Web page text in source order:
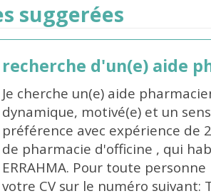
suggerées
recherche d'un(e) aide
Je cherche un(e) aide
dynamique, motivé(e) et un
préférence avec expérience de
de pharmacie d'officine , qui
ERRAHMA. Pour toute
votre CV sur le numéro suivant: